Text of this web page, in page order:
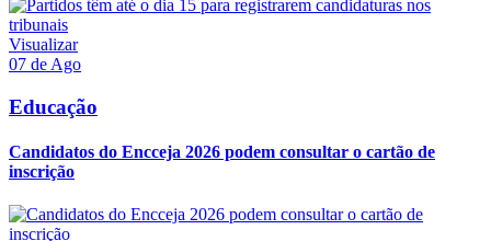
Visualizar
07 de Ago
Educação
Candidatos do Encceja 2026 podem consultar o cartão de
inscrição